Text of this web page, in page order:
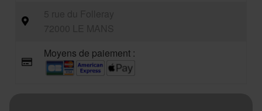
Moyens de paiement :